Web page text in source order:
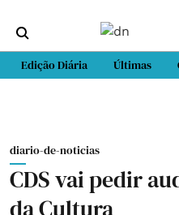
Edição Diária Últimas
diario-de-noticias
CDS vai pedir
da Cultura